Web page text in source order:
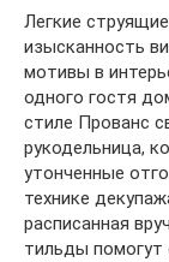
Легкие
изысканность
мотивы в
одного гостя
стиле Прованс
рукодельница,
утонченные
технике
расписанная
тильды